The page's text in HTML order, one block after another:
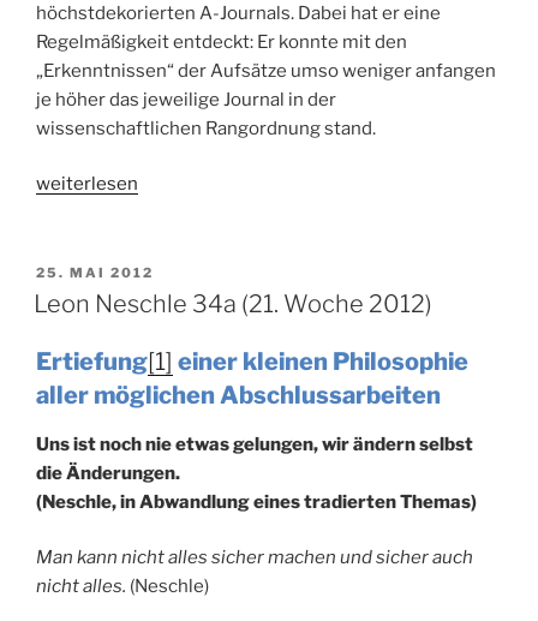
höchstdekorierten A-Journals. Dabei hat er eine
Regelmäßigkeit entdeckt: Er konnte mit den
„Erkenntnissen“ der Aufsätze umso weniger anfangen
je höher das jeweilige Journal in der
wissenschaftlichen Rangordnung stand.
„Leon
(48.
Woche
weiterlesen
VERÖFFENTLICHT
AM
25. MAI 2012
Leon Neschle 34a (21. Woche 2012)
Ertiefung[1] einer kleinen Philosophie
aller möglichen Abschlussarbeiten
Uns ist noch nie etwas gelungen, wir ändern selbst
die Änderungen.
(Neschle, in Abwandlung eines tradierten Themas)
Man kann nicht alles sicher machen und sicher auch
nicht alles. (Neschle)